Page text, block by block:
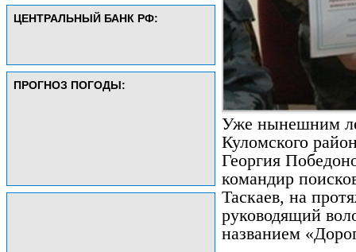
ЦЕНТРАЛЬНЫЙ БАНК РФ:
ПРОГНОЗ ПОГОДЫ:
Уже нынешним
Куломского
Георгия
командир
Таскаев, на
руководящий
названием